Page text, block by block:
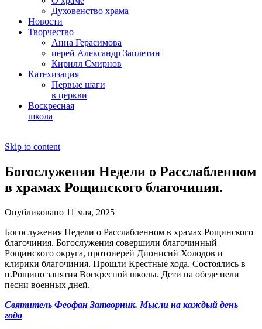
Духовенство храма
Новости
Творчество
Анна Герасимова
иерей Александр Заплетин
Кирилл Смирнов
Катехизация
Первые шаги
в церкви
Воскресная
школа
Skip to content
Богослужения Недели о Расслабленном
в храмах Рощинского благочиния.
Опубликовано 11 мая, 2025
Богослужения Недели о Расслабленном в храмах Рощинского
благочиния. Богослужения совершили благочинный
Рощинского округа, протоиерей Дионисий Холодов и
клирики благочиния. Прошли Крестные хода. Состоялись в
п.Рощино занятия Воскресной школы. Дети на обеде пели
песни военных дней.
Святитель Феофан Затворник. Мысли на каждый день
года